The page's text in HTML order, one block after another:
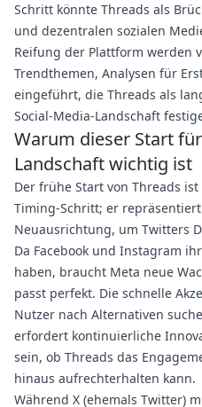
Schritt könnte Threads als
und dezentralen sozialen
Reifung der Plattform werden
Trendthemen, Analysen für
eingeführt, die Threads als
Social-Media-Landschaft
Warum dieser Start
Landschaft wichtig ist
Der frühe Start von Threads
Timing-Schritt; er
Neuausrichtung, um Twitters
Da Facebook und Instagram
haben, braucht Meta neue
passt perfekt. Die schnelle
Nutzer nach Alternativen
erfordert kontinuierliche
sein, ob Threads das
hinaus aufrechterhalten kann.
Während X (ehemals Twitter)